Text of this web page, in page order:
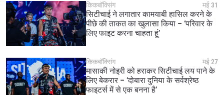
किकबॉक्सिंग मई 31
सिटीचाई ने लगातार कामयाबी हासिल करने के
पीछे की ताकत का खुलासा किया – ‘परिवार के
लिए फाइट करना चाहता हूं’
किकबॉक्सिंग मई 27
मासाकी नोइरी को हराकर सिटीचाई लय पाने के
लिए बेकरार – ‘दोबारा दुनिया के सर्वश्रेष्ठ
फाइटर्स में से एक बनना है’